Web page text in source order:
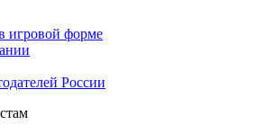
игровой форме
России